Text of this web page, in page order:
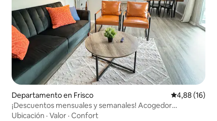
Departamento en Frisco Calificación
4,88 (16)
¡Descuentos mensuales y semanales! Acogedor
departamento en el centro de Frisco 2 dormitorios 1 baño
Ubicación · Valor · Confort